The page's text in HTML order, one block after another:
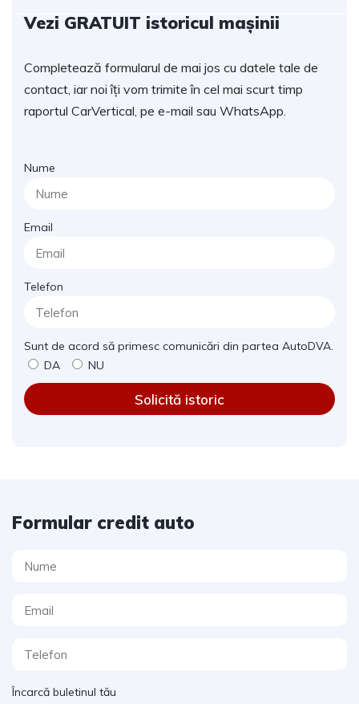
Vezi GRATUIT istoricul mașinii
Completează formularul de mai jos cu datele tale de
contact, iar noi îți vom trimite în cel mai scurt timp
raportul CarVertical, pe e-mail sau WhatsApp.
Nume
Email
Telefon
Sunt de acord să primesc comunicări din partea AutoDVA.
DA
NU
Solicită istoric
Formular credit auto
Încarcă buletinul tău